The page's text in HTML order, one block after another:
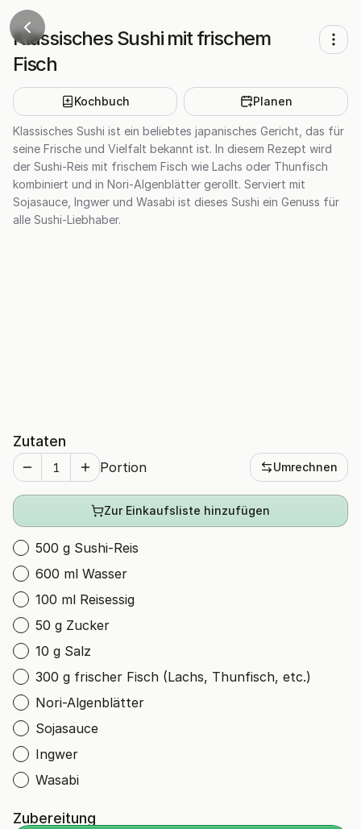
Klassisches Sushi mit frischem
Fisch
Kochbuch Planen
Klassisches Sushi ist ein beliebtes japanisches Gericht, das für
seine Frische und Vielfalt bekannt ist. In diesem Rezept wird
der Sushi-Reis mit frischem Fisch wie Lachs oder Thunfisch
kombiniert und in Nori-Algenblätter gerollt. Serviert mit
Sojasauce, Ingwer und Wasabi ist dieses Sushi ein Genuss für
alle Sushi-Liebhaber.
Zutaten
Portion Umrechnen
Zur Einkaufsliste hinzufügen
500 g Sushi-Reis
600 ml Wasser
100 ml Reisessig
50 g Zucker
10 g Salz
300 g frischer Fisch (Lachs, Thunfisch, etc.)
Nori-Algenblätter
Sojasauce
Ingwer
Wasabi
Zubereitung